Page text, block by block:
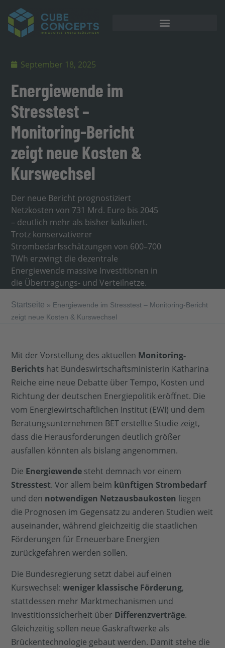
September 18, 2025
Energiewende im
Stresstest –
Monitoring-Bericht
zeigt neue Kosten &
Kurswechsel
Der neue Bericht prognostiziert
Netzkosten von 731 Mrd. Euro bis 2045
– deutlich mehr als bisher kalkuliert.
Trotz konservativerer
Strombedarfsschätzungen von 600–700
TWh erzwingt die dezentrale
Energiewende massive Investitionen in
die Übertragungs- und Verteilnetze.
Startseite » Energiewende im Stresstest – Monitoring-Bericht
zeigt neue Kosten & Kurswechsel
Mit der Vorstellung des aktuellen Monitoring-
Berichts hat Bundeswirtschaftsministerin Katharina
Reiche eine neue Debatte über Tempo, Kosten und
Richtung der deutschen Energiepolitik eröffnet. Die
vom Energiewirtschaftlichen Institut (EWI) und dem
Beratungsunternehmen BET erstellte Studie zeigt,
dass die Herausforderungen deutlich größer
ausfallen könnten als bislang angenommen.
Die Energiewende steht demnach vor einem
Stresstest. Vor allem beim künftigen Strombedarf
und den notwendigen Netzausbaukosten liegen
die Prognosen im Gegensatz zu anderen Studien weit
auseinander, während gleichzeitig die staatlichen
Förderungen für Erneuerbare Energien
zurückgefahren werden sollen.
Die Bundesregierung setzt dabei auf einen
Kurswechsel:weniger klassische Förderung,
stattdessen mehr Marktmechanismen und
Investitionssicherheit über Differenzverträge.
Gleichzeitig sollen neue Gaskraftwerke als
Brückentechnologie gebaut werden. Damit stehe die